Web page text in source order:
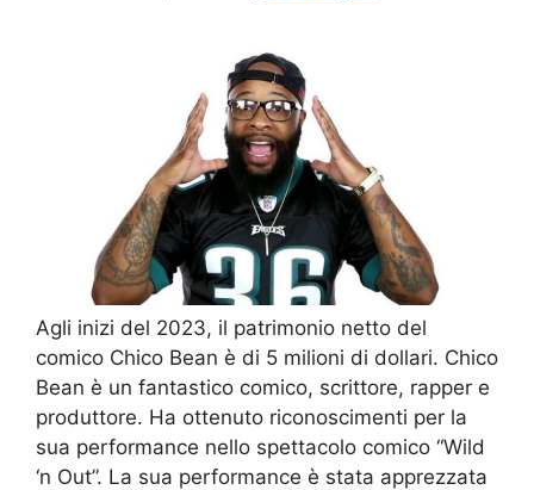
Agli inizi del 2023, il patrimonio netto del
comico Chico Bean è di 5 milioni di dollari. Chico
Bean è un fantastico comico, scrittore, rapper e
produttore. Ha ottenuto riconoscimenti per la
sua performance nello spettacolo comico “Wild
‘n Out”. La sua performance è stata apprezzata